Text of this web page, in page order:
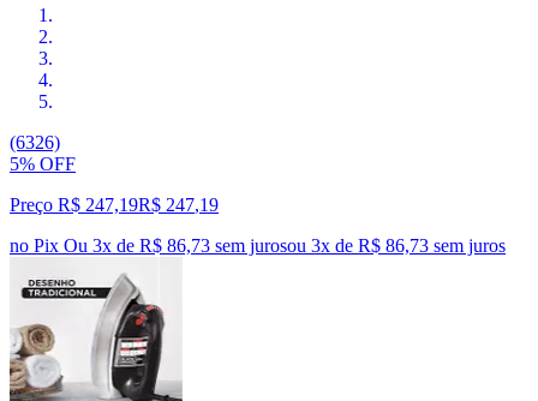
(6326)
5% OFF
Preço R$ 247,19R$ 247,19
no Pix Ou 3x de R$ 86,73 sem jurosou 3x de R$ 86,73 sem juros